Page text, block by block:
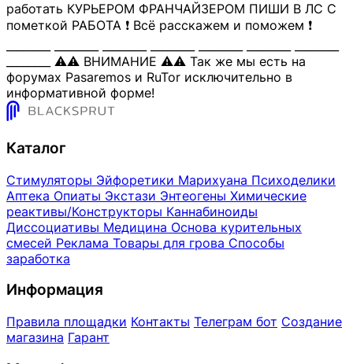
работать КУРЬЕРОМ ФРАНЧАЙЗЕРОМ ПИШИ В ЛС С
пометкой РАБОТА ❗️ Всё расскажем и поможем ❗️
________ ⚠️⚠️ ВНИМАНИЕ ⚠️⚠️ Так же мы есть на
форумах Pasaremos и RuTor исключительно в
информативной форме!
Каталог
Стимуляторы Эйфоретики Марихуана Психоделики
Аптека Опиаты Экстази Энтеогены Химические
реактивы/Конструкторы Каннабиноиды
Диссоциативы Медицина Основа курительных
смесей Реклама Товары для грова Способы
заработка
Информация
Правила площадки Контакты Телеграм бот Создание
магазина Гарант